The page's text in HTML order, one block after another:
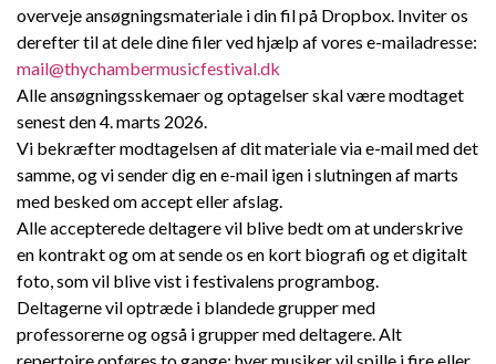
Kontakt
Dansk
Kontakt
overveje ansøgningsmateriale i din fil på Dropbox. Inviter os
derefter til at dele dine filer ved hjælp af vores e-mailadresse:
mail@thychambermusicfestival.dk
Alle ansøgningsskemaer og optagelser skal være modtaget
senest den 4. marts 2026.
Vi bekræfter modtagelsen af dit materiale via e-mail med det
samme, og vi sender dig en e-mail igen i slutningen af marts
med besked om accept eller afslag.
Alle accepterede deltagere vil blive bedt om at underskrive
en kontrakt og om at sende os en kort biografi og et digitalt
foto, som vil blive vist i festivalens programbog.
Deltagerne vil optræde i blandede grupper med
professorerne og også i grupper med deltagere. Alt